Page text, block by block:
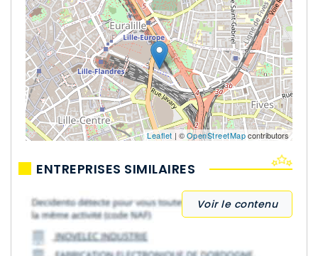
Leaflet | ©OpenStreetMapcontributors
ENTREPRISES SIMILAIRES
Voir le contenu